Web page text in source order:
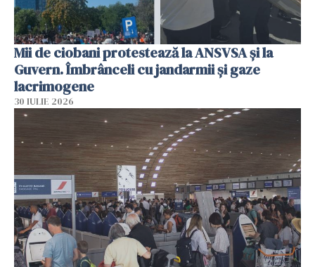
Mii de ciobani protestează la ANSVSA și la
Guvern. Îmbrânceli cu jandarmii și gaze
lacrimogene
30 IULIE 2026